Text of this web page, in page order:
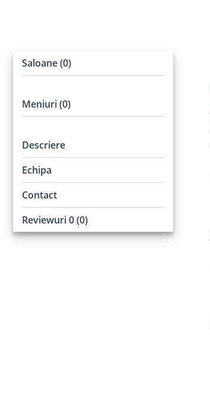
Saloane (0)
Meniuri (0)
Descriere
Echipa
Contact
Reviewuri 0 (0)